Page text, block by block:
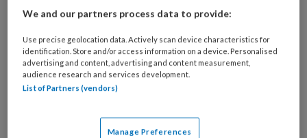
We and our partners process data to provide:
Use precise geolocation data. Actively scan device characteristics for
identification. Store and/or access information on a device. Personalised
advertising and content, advertising and content measurement,
audience research and services development.
List of Partners (vendors)
Manage Preferences